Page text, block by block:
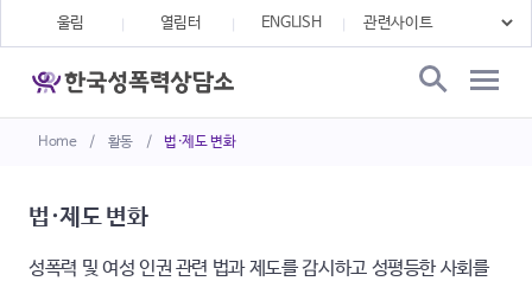
Home / 활동 / 법·제도 변화
울림 열림터 ENGLISH
법·제도 변화
성폭력 및 여성 인권 관련 법과 제도를 감시하고 성평등한 사회를